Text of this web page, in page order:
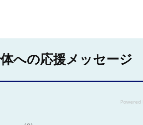
への応援メッセージ